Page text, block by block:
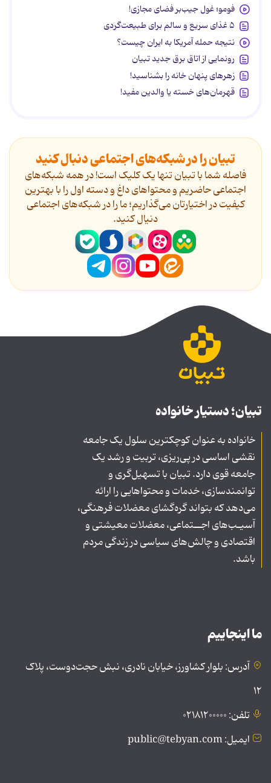
فومو؛ غول جیب‌بر فضای مجازی!
۵ غذای سریع و سالم برای طبیعت‌گردی
نتیجه حمله آمریکا به ایران چیست؟
رونمایی از اتاق برق جدید تبیان
زهرهای پنهان خانه را بشناسید!
قهرمان‌های خسته یا والدین مفید!
تبیان را در شبکه‌های اجتماعی دنبال کنید
فاصله شما با تبیان تنها یک کلیک است! در همه شبکه‌های
اجتماعی حاضریم و محتواهای داغ و دسته اول را با بهترین
کیفیت در اختیارتان می‌گذاریم؛ ما را در شبکه‌های اجتماعی
دنیال کنید.
تبیان؛ دستیار خانواده
خانواده به عنوان کوچکترین سلول یک جامعه
نقشی اساسی در پی‌ریزی، تربیت و رشد یک
جامعه قوی دارد. تبیان با تسهیل‌گری و
توانمندسازی، خدمات و محتواهایی را ارائه
می‌دهد که بتواند گره‌گشای معضلات فرهنگی،
آسیـب‌های اجــتماعی، معضلات معیشتی و
اقتصادی و چالش‌های سیاسی در زندگی مردم
باشد.
ما اینجاییم
آدرس: بلوار کشاورز، خیابان نادری، نبش حجت‌دوست، پلاک
۱۲
تلفن: ۰۲۱۸۱۲۰۰۰۰۰
ایمیل: public@tebyan.com